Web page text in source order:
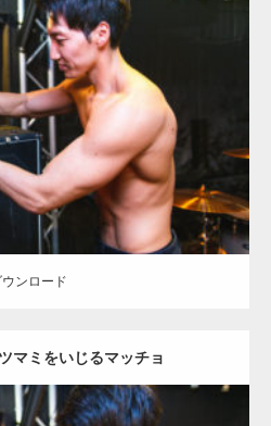
2023.02.11
オレンジの人 AKIHITO(細マッチョ)
天神 (福岡)
ウンロード
マミをいじるマッチョ